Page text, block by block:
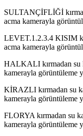
SULTANÇİFLİĞİ
acma kamerayla
LEVET.1.2.3.4 KISIM
acma kamerayla
HALKALI kırmadan su
kamerayla görüntüleme
KİRAZLI kırmadan su
kamerayla görüntüleme
FLORYA kırmadan su
kamerayla görüntüleme